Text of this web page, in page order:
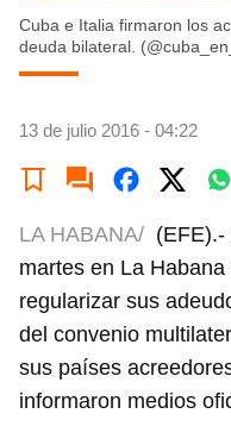
Cuba e Italia firmaron los
deuda bilateral.
13 de julio 2016 - 04:22
LA HABANA/
martes en La
regularizar sus
del convenio
sus países
informaron medios